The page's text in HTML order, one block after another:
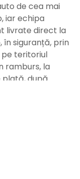
de cea mai
iar echipa
livrate direct la
în siguranță, prin
pe teritoriul
ramburs, la
plată, după